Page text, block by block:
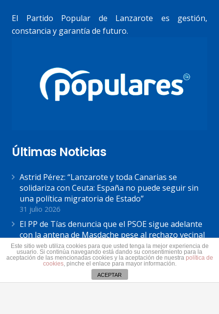
El Partido Popular de Lanzarote es gestión,
constancia y garantía de futuro.
Últimas Noticias
Astrid Pérez: “Lanzarote y toda Canarias se
solidariza con Ceuta: España no puede seguir sin
una política migratoria de Estado”
31 julio 2026
El PP de Tías denuncia que el PSOE sigue adelante
con la antena de Masdache pese al rechazo vecinal
31 julio 2026
El Cabildo de Lanzarote y La Graciosa actualiza el
plan estratégico de subvenciones 2026-2028
30 julio 2026
Este sitio web utiliza cookies para que usted tenga la mejor experiencia de
usuario. Si continúa navegando está dando su consentimiento para la
aceptación de las mencionadas cookies y la aceptación de nuestra política de
cookies, pinche el enlace para mayor información.
ACEPTAR